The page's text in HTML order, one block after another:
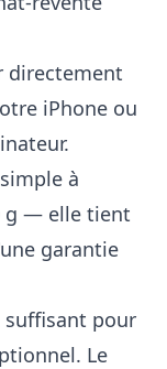
directement
iPhone ou
à
g — elle tient
garantie
suffisant pour
Le